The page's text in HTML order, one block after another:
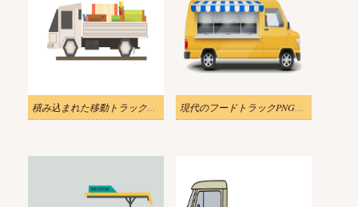
積み込まれた移動トラックのアイコン イラスト 現代のフードトラックPNG透明イラスト